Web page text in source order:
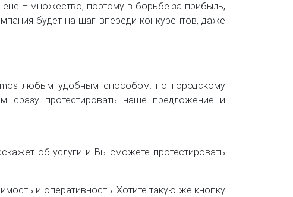
– множество, поэтому в борьбе за прибыль,
будет на шаг впереди конкурентов, даже
любым удобным способом: по городскому
сразу протестировать наше предложение и
об услуги и Вы сможете протестировать
и оперативность. Хотите такую же кнопку